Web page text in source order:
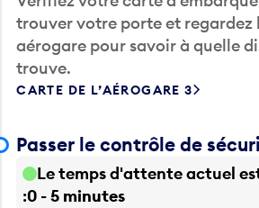
trouver votre porte et regardez
aérogare pour savoir à quelle
trouve.
CARTE DE L’AÉROGARE 3
Passer le contrôle de
Le temps d'attente actuel
0 - 5 minutes